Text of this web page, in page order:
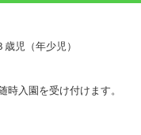
児（年少児）
入園を受け付けます。